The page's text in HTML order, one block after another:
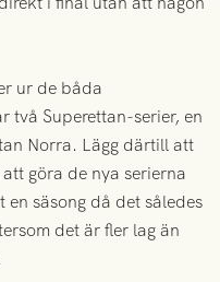
ur de båda
två Superettan-serier, en
Norra. Lägg därtill att
göra de nya serierna
säsong då det således
det är fler lag än